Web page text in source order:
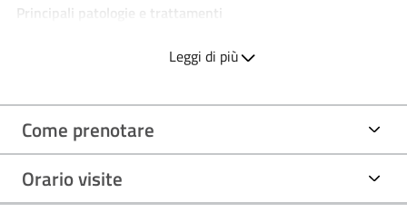
Principali patologie e trattamenti
Patologie dell' anca: displasia e lussazione congenita,
alluce valgo dell' infanzia;
Patologia vertebrale: scoliosi, ipercifosi;
Correzione della malformazioni congenite ed acquisite
degli arti;
Paramorfismi: ginocchio varo/valgo, dorso curvo,
Leggi di più
Come prenotare
Orario visite